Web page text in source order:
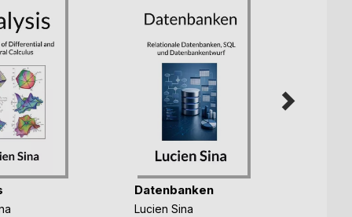
Datenbanken
Lucien Sina